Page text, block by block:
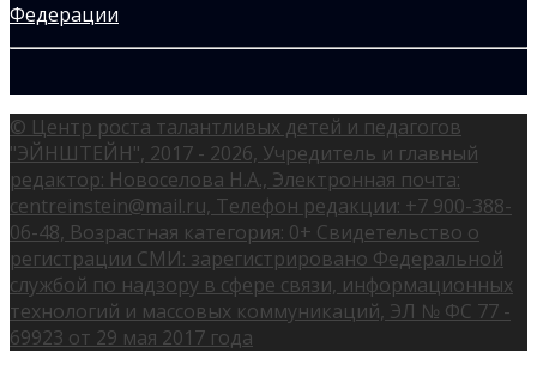
© Центр роста талантливых детей и педагогов
"ЭЙНШТЕЙН", 2017 - 2026, Учредитель и главный
редактор: Новоселова Н.А., Электронная почта:
centreinstein@mail.ru, Телефон редакции: +7 900-388-
06-48, Возрастная категория: 0+ Свидетельство о
регистрации СМИ: зарегистрировано Федеральной
службой по надзору в сфере связи, информационных
технологий и массовых коммуникаций, ЭЛ № ФС 77 -
69923 от 29 мая 2017 года